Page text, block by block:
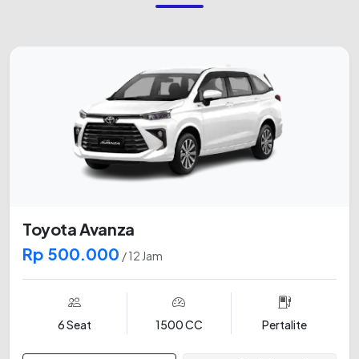
Toyota Avanza
Rp 500.000 / 12 Jam
6 Seat 1500 CC Pertalite